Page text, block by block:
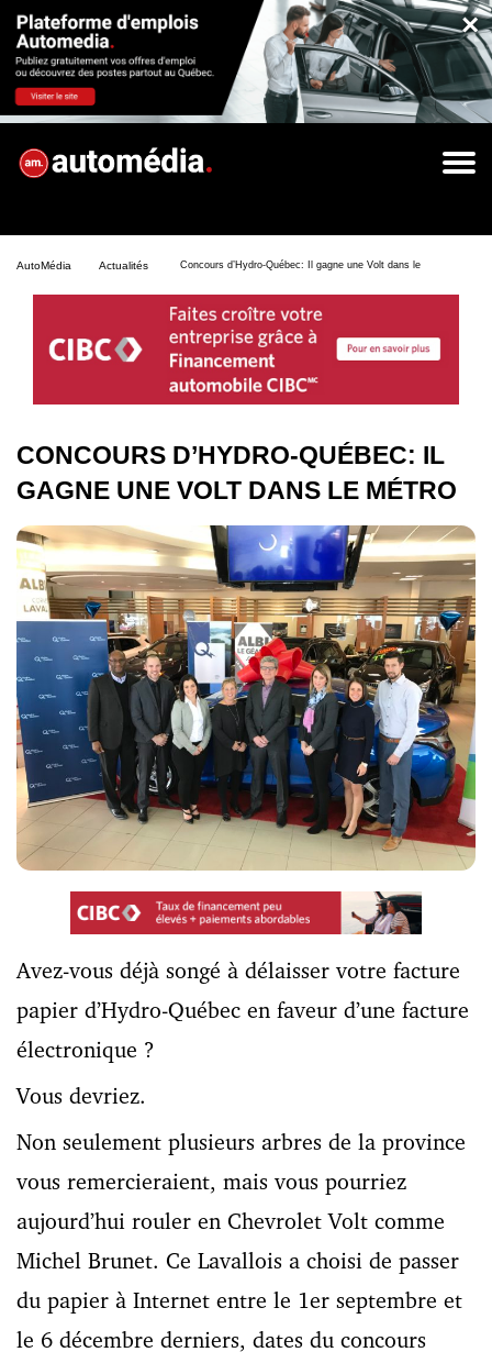
×
AutoMédia Actualités Concours d’Hydro-Québec: Il gagne une Volt dans le métro
CONCOURS D’HYDRO-QUÉBEC: IL
GAGNE UNE VOLT DANS LE MÉTRO
Avez-vous déjà songé à délaisser votre facture
papier d’Hydro-Québec en faveur d’une facture
électronique ?
Vous devriez.
Non seulement plusieurs arbres de la province
vous remercieraient, mais vous pourriez
aujourd’hui rouler en Chevrolet Volt comme
Michel Brunet. Ce Lavallois a choisi de passer
du papier à Internet entre le 1er septembre et
le 6 décembre derniers, dates du concours